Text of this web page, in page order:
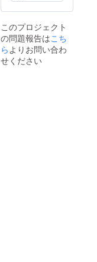
このプロジェクト
の問題報告はこち
ら よりお問い合わ
せください